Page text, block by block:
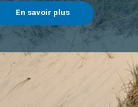
En savoir plus